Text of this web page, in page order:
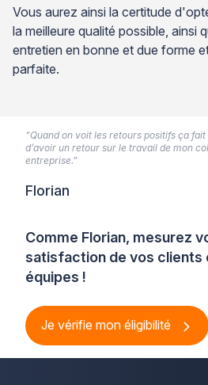
Vous aurez ainsi la certitude
la meilleure qualité possible, ainsi
entretien en bonne et due forme
parfaite.
Comme Florian, mesurez
satisfaction de vos clients
équipes !
Je vérifie mon éligibilité
“Quand on voit les retours positifs ça
d’avoir un retour sur le travail de mon
entreprise.”
Florian